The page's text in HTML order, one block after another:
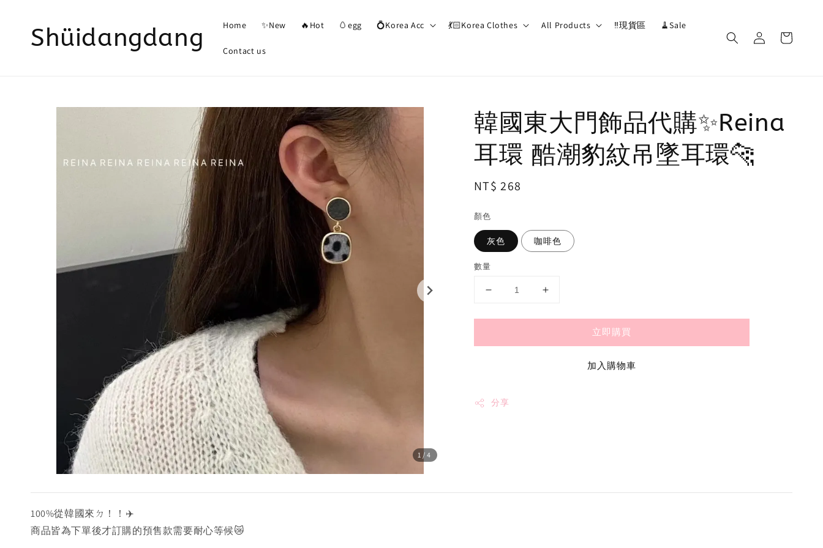
Shüidangdang Home ✨New 🔥Hot 🥚egg 💍Korea Acc 💃🏻Korea Clothes All Products ‼️現貨區 🧹Sale
Contact us
1 /4
韓國東大門飾品代購✨Reina
耳環 酷潮豹紋吊墜耳環🐆
Regular
NT$ 268
顏色
灰色 咖啡色
數量
立即購買
加入購物車
分享
100%從韓國來ㄉ！！✈️
商品皆為下單後才訂購的預售款需要耐心等候😿